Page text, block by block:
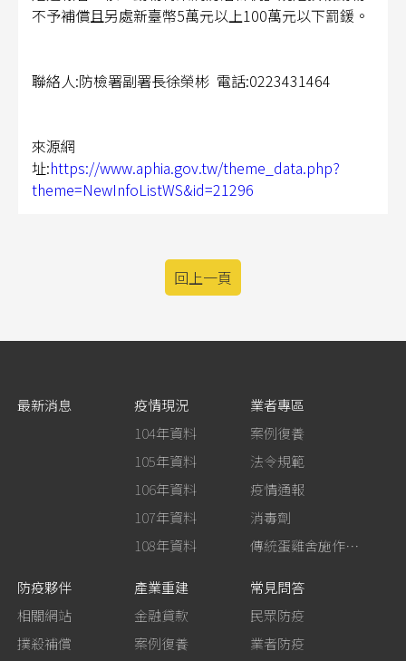
不予補償且另處新臺幣5萬元以上100萬元以下罰鍰。
聯絡人:防檢署副署長徐榮彬 電話:0223431464
來源網
址:https://www.aphia.gov.tw/theme_data.php?
theme=NewInfoListWS&id=21296
回上一頁
最新消息
疫情現況
104年資料
105年資料
106年資料
107年資料
108年資料
業者專區
案例復養
法令規範
疫情通報
消毒劑
傳統蛋雞舍施作生石灰消毒
防疫夥伴
相關網站
撲殺補償
產業重建
金融貸款
案例復養
常見問答
民眾防疫
業者防疫